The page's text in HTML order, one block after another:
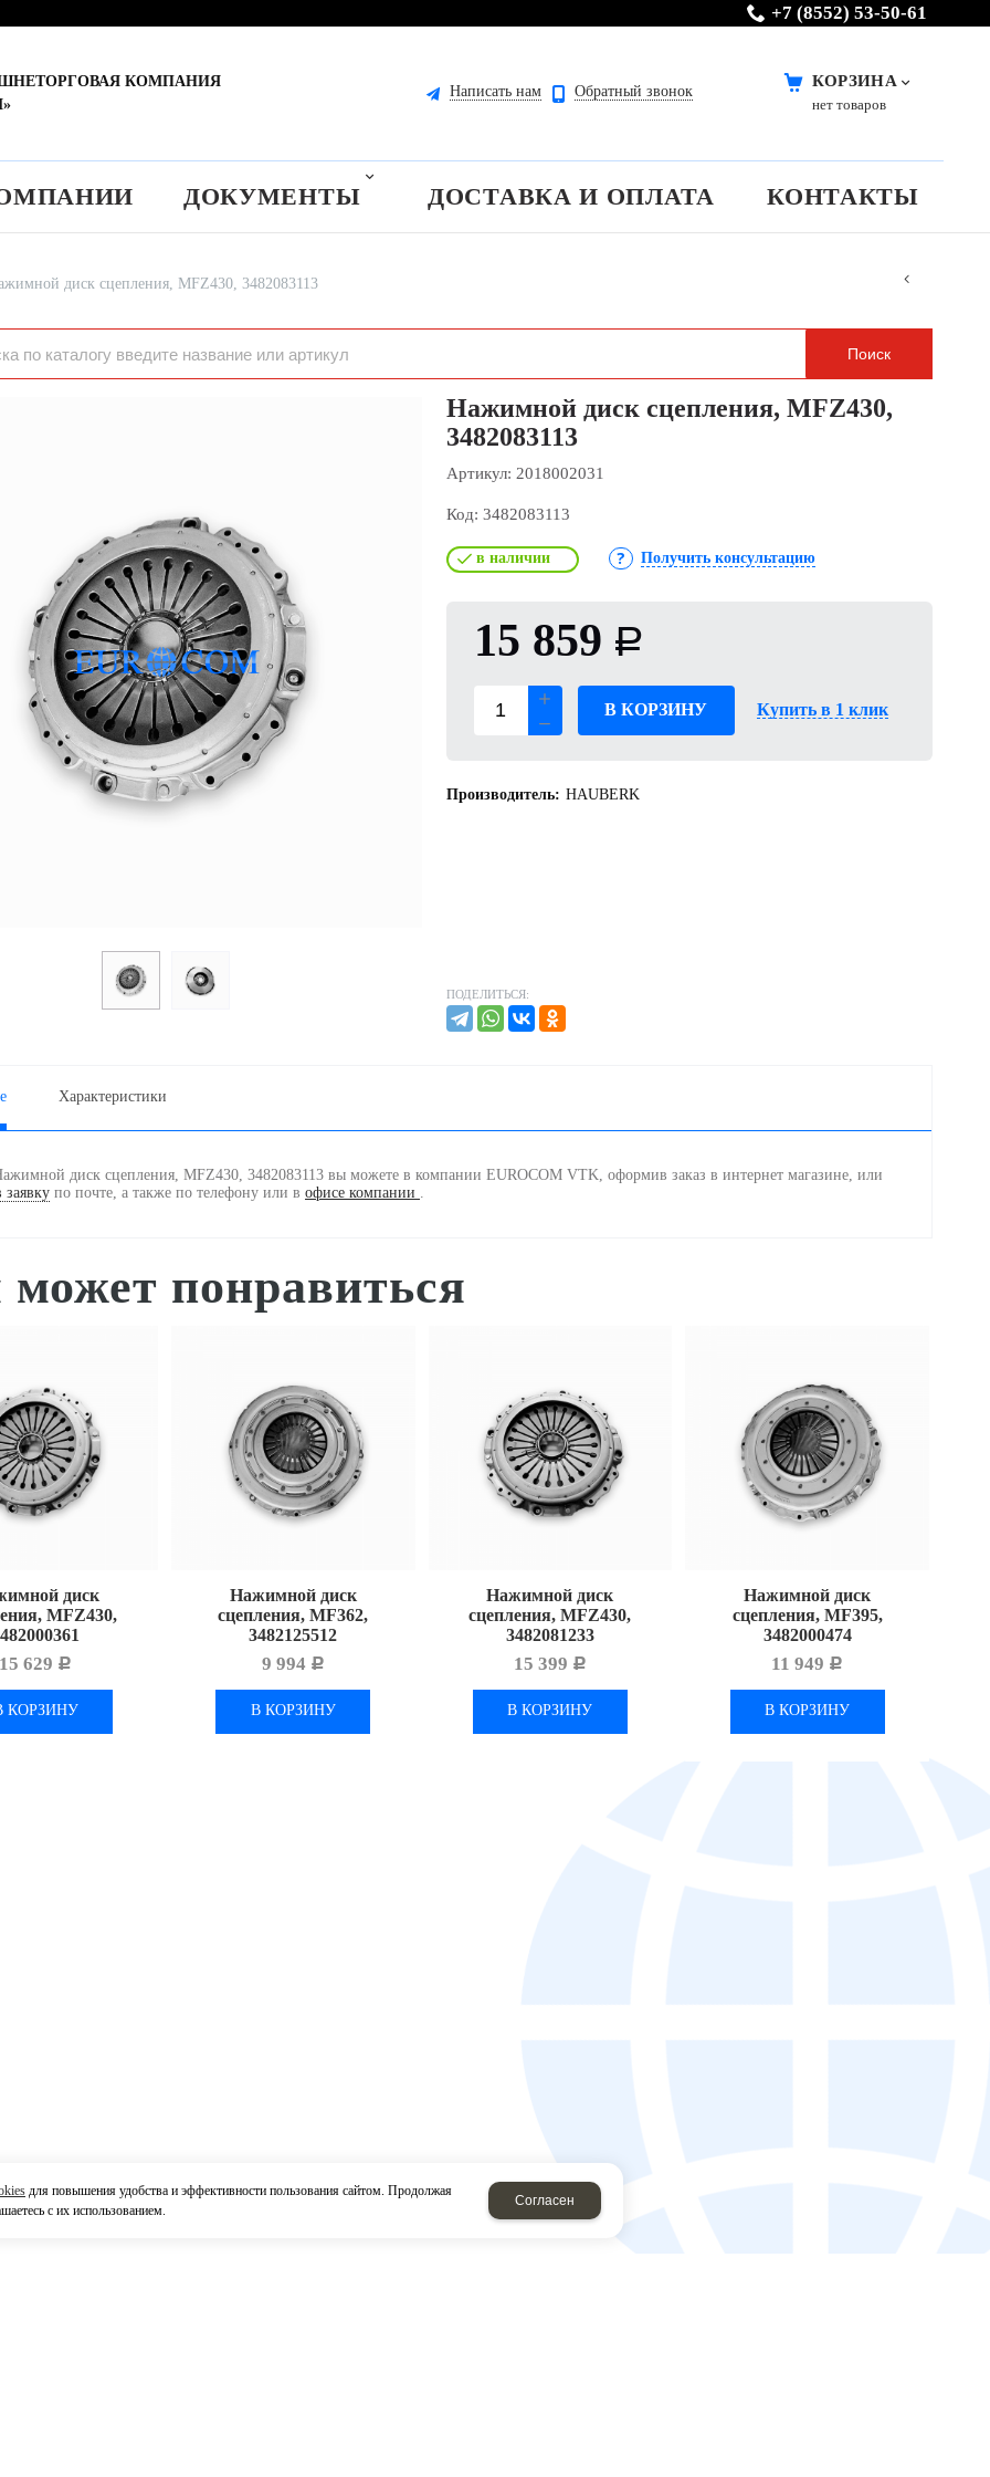
+7 (8552) 53-50-61
КОМПАНИЯ
Написать нам Обратный звонок
КОРЗИНА
нет товаров
ДОКУМЕНТЫ ДОСТАВКА И ОПЛАТА КОНТАКТЫ
диск сцепления, MFZ430, 3482083113
Нажимной диск сцепления, MFZ430,
3482083113
Артикул: 2018002031
Код: 3482083113
в наличии Получить консультацию
15 859 Р
В КОРЗИНУ Купить в 1 клик
Производитель: HAUBERK
ПОДЕЛИТЬСЯ:
Характеристики
диск сцепления, MFZ430, 3482083113 вы можете в компании EUROCOM VTK, оформив заказ в интернет магазине, или
заявку по почте, а также по телефону или в офисе компании .
понравиться
диск
MFZ430,
15 629 Р
КОРЗИНУ
Нажимной диск
сцепления, MF362,
3482125512
9 994 Р
В КОРЗИНУ
Нажимной диск
сцепления, MFZ430,
3482081233
15 399 Р
В КОРЗИНУ
Нажимной диск
сцепления, MF395,
3482000474
11 949 Р
В КОРЗИНУ
для повышения удобства и эффективности пользования сайтом. Продолжая
с их использованием.
Согласен